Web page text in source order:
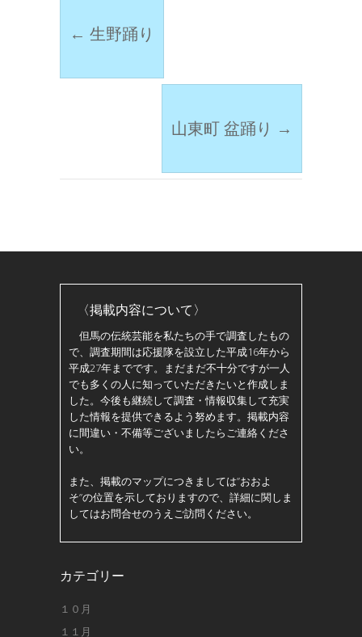
← 生野踊り
山東町 盆踊り →
〈掲載内容について〉
但馬の伝統芸能を私たちの手で調査したもの
で、調査期間は応援隊を設立した平成16年から
平成27年までです。まだまだ不十分ですが一人
でも多くの人に知っていただきたいと作成しま
した。今後も継続して調査・情報収集して充実
した情報を提供できるよう努めます。掲載内容
に間違い・不備等ございましたらご連絡くださ
い。
また、掲載のマップにつきましては”おおよ
そ”の位置を示しておりますので、詳細に関しま
してはお問合せのうえご訪問ください。
カテゴリー
１０月
１１月